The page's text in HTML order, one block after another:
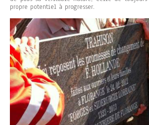
propre potentiel à progresser.